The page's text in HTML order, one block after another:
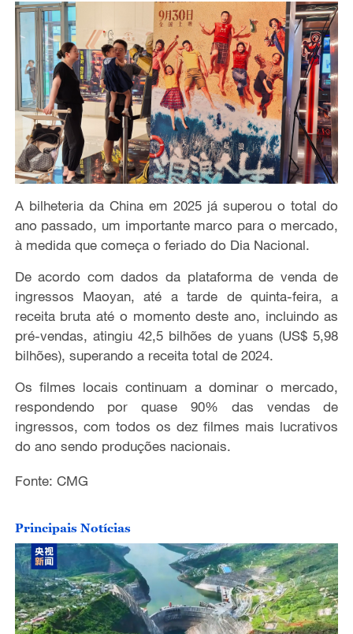
A bilheteria da China em 2025 já superou o total do
ano passado, um importante marco para o mercado,
à medida que começa o feriado do Dia Nacional.
De acordo com dados da plataforma de venda de
ingressos Maoyan, até a tarde de quinta-feira, a
receita bruta até o momento deste ano, incluindo as
pré-vendas, atingiu 42,5 bilhões de yuans (US$ 5,98
bilhões), superando a receita total de 2024.
Os filmes locais continuam a dominar o mercado,
respondendo por quase 90% das vendas de
ingressos, com todos os dez filmes mais lucrativos
do ano sendo produções nacionais.
Fonte: CMG
Principais Notícias